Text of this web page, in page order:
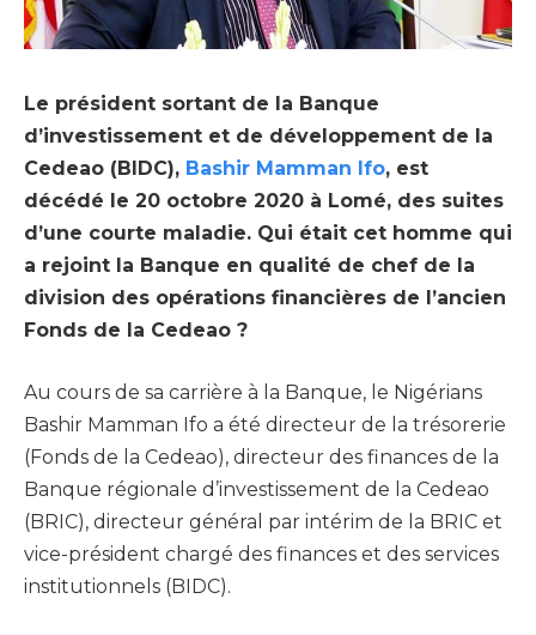
Le président sortant de la Banque
d’investissement et de développement de la
Cedeao (BIDC), Bashir Mamman Ifo, est
décédé le 20 octobre 2020 à Lomé, des suites
d’une courte maladie. Qui était cet homme qui
a rejoint la Banque en qualité de chef de la
division des opérations financières de l’ancien
Fonds de la Cedeao ?
Au cours de sa carrière à la Banque, le Nigérians
Bashir Mamman Ifo a été directeur de la trésorerie
(Fonds de la Cedeao), directeur des finances de la
Banque régionale d’investissement de la Cedeao
(BRIC), directeur général par intérim de la BRIC et
vice-président chargé des finances et des services
institutionnels (BIDC).